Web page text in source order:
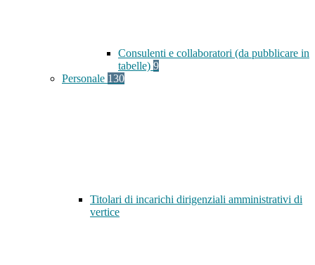
Consulenti e collaboratori (da pubblicare in
tabelle) 9
Personale 130
Titolari di incarichi dirigenziali amministrativi di
vertice